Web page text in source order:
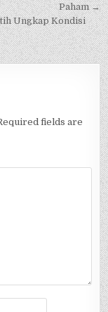
Paham →
Ungkap Kondisi
fields are